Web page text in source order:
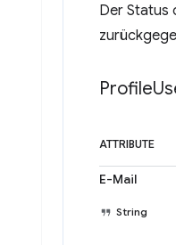
Der Status
Profile
ATTRIBUTE
E-Mail
String